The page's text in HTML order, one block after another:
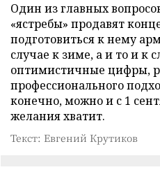
Один из главных
«ястребы» продавят
подготовиться к нему
случае к зиме, а и то и к
оптимистичные цифры,
профессионального
конечно, можно и с 1
желания хватит.
Текст: Евгений Крутиков